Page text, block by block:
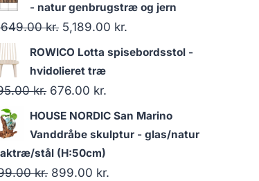
- natur genbrugstræ og jern
kr. 5,189.00 kr.
ROWICO Lotta spisebordsstol -
hvidolieret træ
kr. 676.00 kr.
HOUSE NORDIC San Marino
Vanddråbe skulptur - glas/natur
stål (H:50cm)
kr. 899.00 kr.